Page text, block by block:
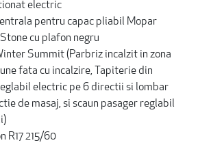
electric
pentru capac pliabil Mopar
cu plafon negru
Summit (Parbriz incalzit in zona
fata cu incalzire, Tapiterie din
electric pe 6 directii si lombar
de masaj, si scaun pasager reglabil
R17 215/60